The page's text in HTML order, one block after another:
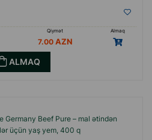
Qiymət
Almaq
7.00
ALMAQ
Germany Beef Pure – mal ətindən
üçün yaş yem, 400 q